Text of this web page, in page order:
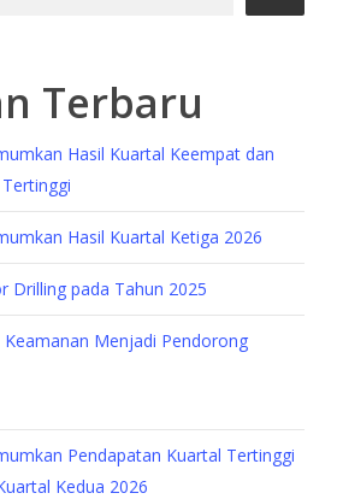
Terbaru
Hasil Kuartal Keempat dan
Hasil Kuartal Ketiga 2026
Drilling pada Tahun 2025
Keamanan Menjadi Pendorong
Pendapatan Kuartal Tertinggi
Kedua 2026